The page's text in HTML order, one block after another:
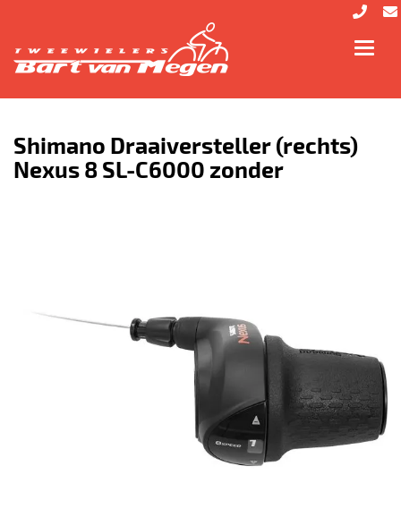
Shimano Draaiversteller (rechts)
Nexus 8 SL-C6000 zonder